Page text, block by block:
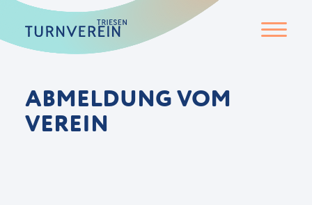
ABMELDUNG VOM
VEREIN